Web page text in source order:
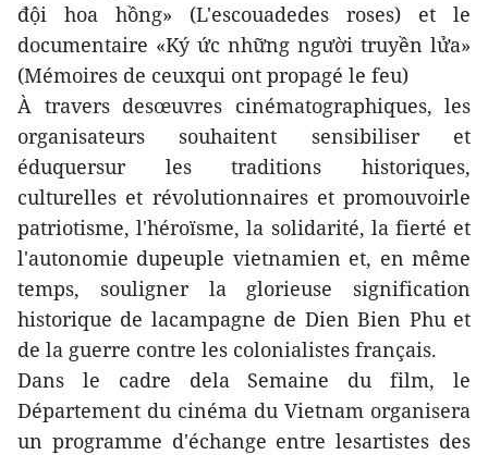
đội hoa hồng» (L'escouadedes roses) et le
documentaire «Ký ức những người truyền lửa»
(Mémoires de ceuxqui ont propagé le feu)
À travers desœuvres cinématographiques, les
organisateurs souhaitent sensibiliser et
éduquersur les traditions historiques,
culturelles et révolutionnaires et promouvoirle
patriotisme, l'héroïsme, la solidarité, la fierté et
l'autonomie dupeuple vietnamien et, en même
temps, souligner la glorieuse signification
historique de lacampagne de Dien Bien Phu et
de la guerre contre les colonialistes français.
Dans le cadre dela Semaine du film, le
Département du cinéma du Vietnam organisera
un programme d'échange entre lesartistes des